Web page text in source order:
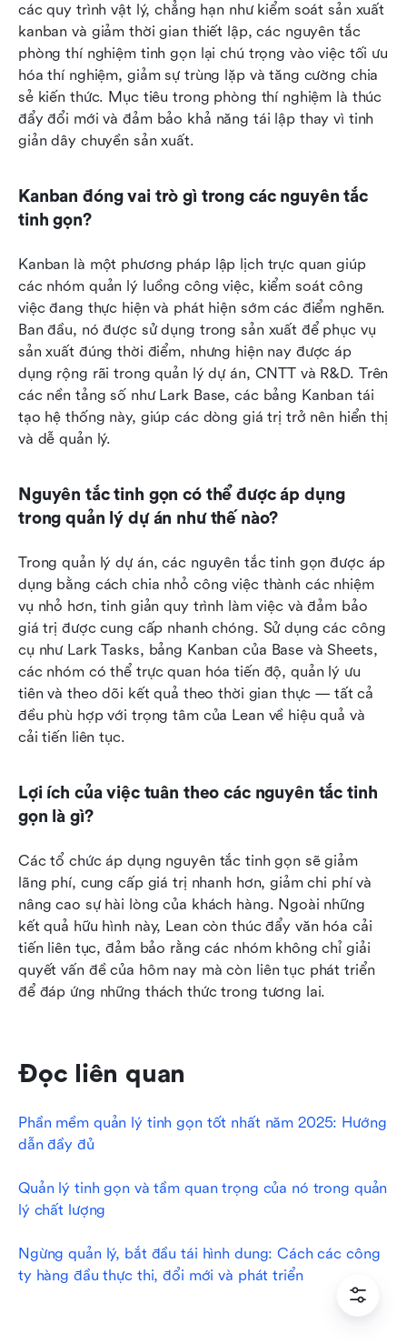
các quy trình vật lý, chẳng hạn như kiểm soát sản xuất
kanban và giảm thời gian thiết lập, các nguyên tắc
phòng thí nghiệm tinh gọn lại chú trọng vào việc tối ưu
hóa thí nghiệm, giảm sự trùng lặp và tăng cường chia
sẻ kiến thức. Mục tiêu trong phòng thí nghiệm là thúc
đẩy đổi mới và đảm bảo khả năng tái lập thay vì tinh
giản dây chuyền sản xuất.
Kanban đóng vai trò gì trong các nguyên tắc
tinh gọn?
Kanban là một phương pháp lập lịch trực quan giúp
các nhóm quản lý luồng công việc, kiểm soát công
việc đang thực hiện và phát hiện sớm các điểm nghẽn.
Ban đầu, nó được sử dụng trong sản xuất để phục vụ
sản xuất đúng thời điểm, nhưng hiện nay được áp
dụng rộng rãi trong quản lý dự án, CNTT và R&D. Trên
các nền tảng số như Lark Base, các bảng Kanban tái
tạo hệ thống này, giúp các dòng giá trị trở nên hiển thị
và dễ quản lý.
Nguyên tắc tinh gọn có thể được áp dụng
trong quản lý dự án như thế nào?
Trong quản lý dự án, các nguyên tắc tinh gọn được áp
dụng bằng cách chia nhỏ công việc thành các nhiệm
vụ nhỏ hơn, tinh giản quy trình làm việc và đảm bảo
giá trị được cung cấp nhanh chóng. Sử dụng các công
cụ như Lark Tasks, bảng Kanban của Base và Sheets,
các nhóm có thể trực quan hóa tiến độ, quản lý ưu
tiên và theo dõi kết quả theo thời gian thực — tất cả
đều phù hợp với trọng tâm của Lean về hiệu quả và
cải tiến liên tục.
Lợi ích của việc tuân theo các nguyên tắc tinh
gọn là gì?
Các tổ chức áp dụng nguyên tắc tinh gọn sẽ giảm
lãng phí, cung cấp giá trị nhanh hơn, giảm chi phí và
nâng cao sự hài lòng của khách hàng. Ngoài những
kết quả hữu hình này, Lean còn thúc đẩy văn hóa cải
tiến liên tục, đảm bảo rằng các nhóm không chỉ giải
quyết vấn đề của hôm nay mà còn liên tục phát triển
để đáp ứng những thách thức trong tương lai.
Đọc liên quan
Phần mềm quản lý tinh gọn tốt nhất năm 2025: Hướng
dẫn đầy đủ
Quản lý tinh gọn và tầm quan trọng của nó trong quản
lý chất lượng
Ngừng quản lý, bắt đầu tái hình dung: Cách các công
ty hàng đầu thực thi, đổi mới và phát triển